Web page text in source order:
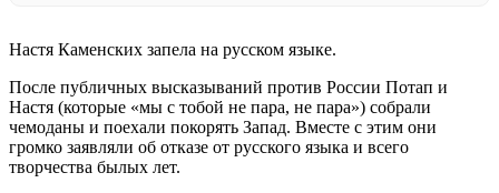
Настя Каменских запела на русском языке.
После публичных высказываний против России Потап и
Настя (которые «мы с тобой не пара, не пара») собрали
чемоданы и поехали покорять Запад. Вместе с этим они
громко заявляли об отказе от русского языка и всего
творчества былых лет.